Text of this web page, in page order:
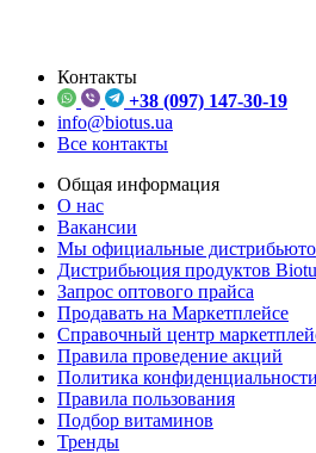
Контакты
+38 (097) 147-30-19
info@biotus.ua
Все контакты
Общая информация
О нас
Вакансии
Мы официальные
Дистрибьюция продуктов
Запрос оптового прайса
Продавать на Маркетплейсе
Справочный центр
Правила проведение акций
Политика конфиденциальности
Правила пользования
Подбор витаминов
Тренды